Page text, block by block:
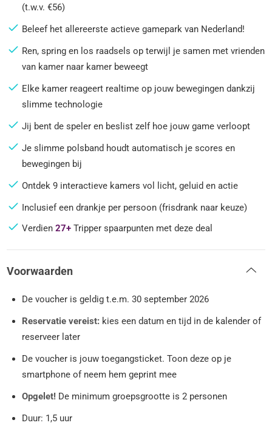
(t.w.v. €56)
Beleef het allereerste actieve gamepark van Nederland!
Ren, spring en los raadsels op terwijl je samen met vrienden
van kamer naar kamer beweegt
Elke kamer reageert realtime op jouw bewegingen dankzij
slimme technologie
Jij bent de speler en beslist zelf hoe jouw game verloopt
Je slimme polsband houdt automatisch je scores en
bewegingen bij
Ontdek 9 interactieve kamers vol licht, geluid en actie
Inclusief een drankje per persoon (frisdrank naar keuze)
Verdien27+ Tripper spaarpunten met deze deal
Voorwaarden
De voucher is geldig t.e.m. 30 september 2026
Reservatie vereist: kies een datum en tijd in de kalender of
reserveer later
De voucher is jouw toegangsticket. Toon deze op je
smartphone of neem hem geprint mee
Opgelet! De minimum groepsgrootte is 2 personen
Duur: 1,5 uur